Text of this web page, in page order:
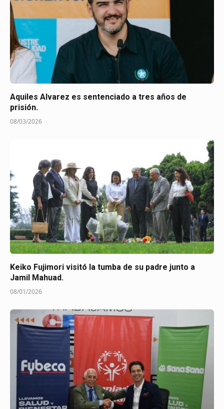
Aquiles Alvarez es sentenciado a tres años de
prisión.
08/03/2026
Keiko Fujimori visitó la tumba de su padre junto a
Jamil Mahuad.
08/01/2026